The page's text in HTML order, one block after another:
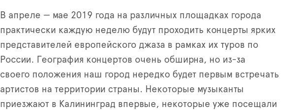
В апреле — мае 2019 года на различных площадках города
практически каждую неделю будут проходить концерты ярких
представителей европейского джаза в рамках их туров по
России. География концертов очень обширна, но из-за
своего положения наш город нередко будет первым встречать
артистов на территории страны. Некоторые музыканты
приезжают в Калининград впервые, некоторые уже посещали